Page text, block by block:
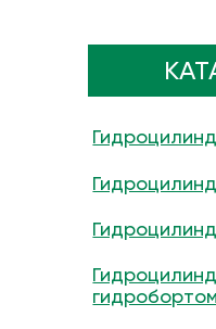
гидробортом